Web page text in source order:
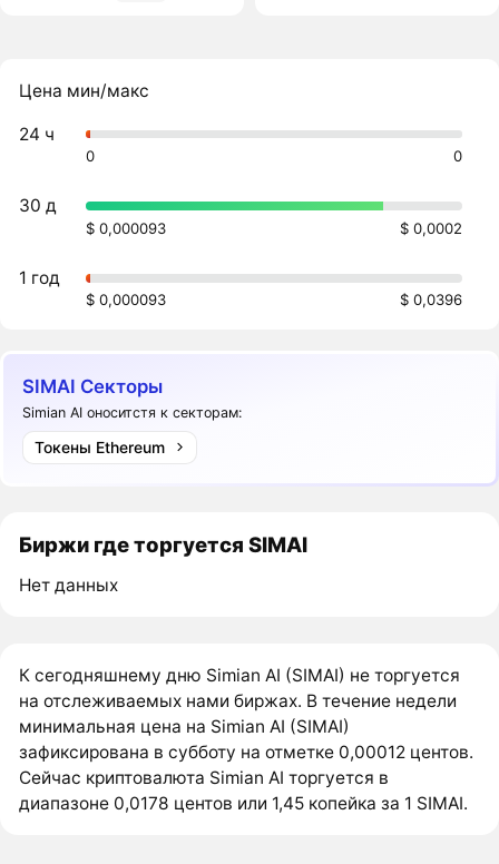
Цена мин/макс
24 ч
0 0
30 д
$ 0,000093 $ 0,0002
1 год
$ 0,000093 $ 0,0396
SIMAI Секторы
Simian AI оноситстя к секторам:
Токены Ethereum
Биржи где торгуется SIMAI
Нет данных
К сегодняшнему дню Simian AI (SIMAI) не торгуется
на отслеживаемых нами биржах. В течение недели
минимальная цена на Simian AI (SIMAI)
зафиксирована в субботу на отметке 0,00012 центов.
Сейчас криптовалюта Simian AI торгуется в
диапазоне 0,0178 центов или 1,45 копейка за 1 SIMAI.